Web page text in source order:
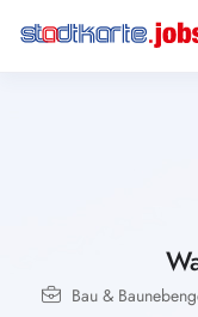
Bau &